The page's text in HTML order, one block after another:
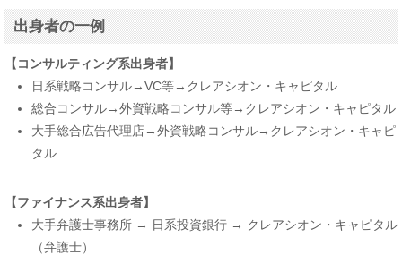
出身者の一例
【コンサルティング系出身者】
日系戦略コンサル→VC等→クレアシオン・キャピタル
総合コンサル→外資戦略コンサル等→クレアシオン・キャピタル
大手総合広告代理店→外資戦略コンサル→クレアシオン・キャピ
タル
【ファイナンス系出身者】
大手弁護士事務所 → 日系投資銀行 → クレアシオン・キャピタル
（弁護士）